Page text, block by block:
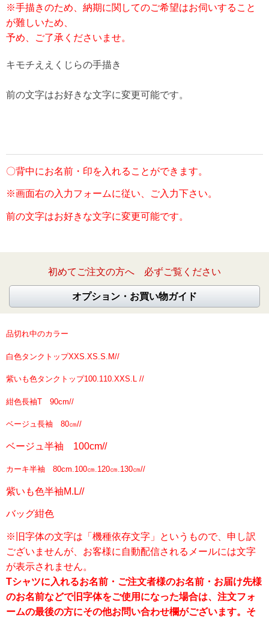
※手描きのため、納期に関してのご希望はお伺いすること
が難しいため、
予め、ご了承くださいませ。
キモチええくじらの手描き
前の文字はお好きな文字に変更可能です。
〇背中にお名前・印を入れることができます。
※画面右の入力フォームに従い、ご入力下さい。
前の文字はお好きな文字に変更可能です。
初めてご注文の方へ 必ずご覧ください
オプション・お買い物ガイド
品切れ中のカラー
白色タンクトップXXS.XS.S.M//
紫いも色タンクトップ100.110.XXS.L //
紺色長袖T 90cm//
ベージュ長袖 80㎝//
ベージュ半袖 100cm//
カーキ半袖 80cm.100㎝.120㎝.130㎝//
紫いも色半袖M.L//
バッグ紺色
※旧字体の文字は「機種依存文字」というもので、申し訳
ございませんが、お客様に自動配信されるメールには文字
が表示されません。
Tシャツに入れるお名前・ご注文者様のお名前・お届け先様
のお名前などで旧字体をご使用になった場合は、注文フォ
ームの最後の方にその他お問い合わせ欄がございます。そ